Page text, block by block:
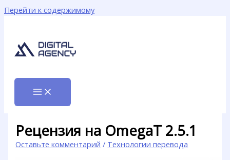
Перейти к содержимому
Рецензия на OmegaT 2.5.1
Оставьте комментарий / Технологии перевода